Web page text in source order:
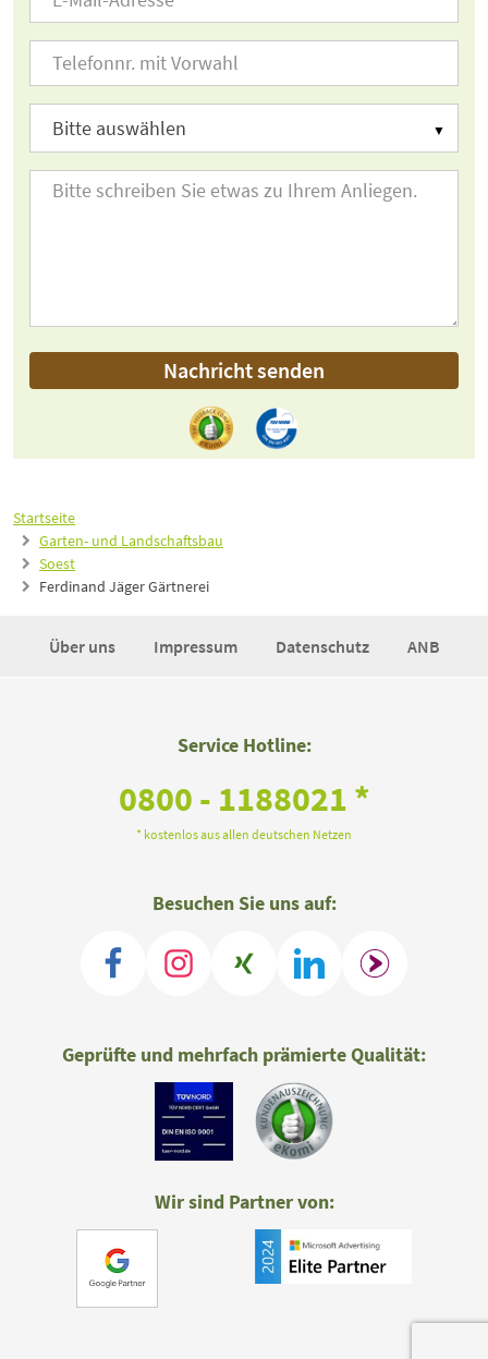
Startseite
Garten- und Landschaftsbau
Soest
Ferdinand Jäger Gärtnerei
Nachricht senden
Über uns Impressum Datenschutz ANB
Service Hotline:
0800 - 1188021 *
* kostenlos aus allen deutschen Netzen
Besuchen Sie uns auf:
Geprüfte und mehrfach prämierte Qualität:
Wir sind Partner von: